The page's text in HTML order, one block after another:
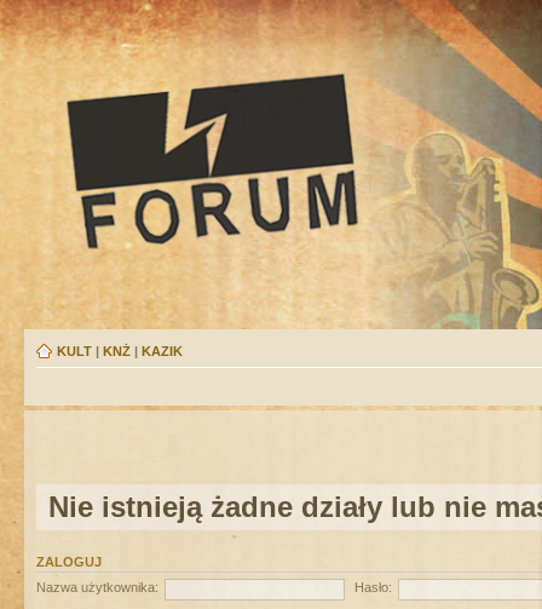
KULT | KNŻ | KAZIK
Nie istnieją żadne działy lub nie
ZALOGUJ
Nazwa użytkownika:
Hasło: